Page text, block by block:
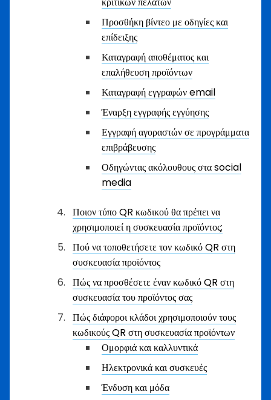
Προσθήκη βίντεο με οδηγίες και
επίδειξης
Καταγραφή αποθέματος και
επαλήθευση προϊόντων
Καταγραφή εγγραφών email
Έναρξη εγγραφής εγγύησης
Εγγραφή αγοραστών σε προγράμματα
επιβράβευσης
Οδηγώντας ακόλουθους στα social
media
Ποιον τύπο QR κωδικού θα πρέπει να
χρησιμοποιεί η συσκευασία προϊόντος;
Πού να τοποθετήσετε τον κωδικό QR στη
συσκευασία προϊόντος
Πώς να προσθέσετε έναν κωδικό QR στη
συσκευασία του προϊόντος σας
Πώς διάφοροι κλάδοι χρησιμοποιούν τους
κωδικούς QR στη συσκευασία προϊόντων
Ομορφιά και καλλυντικά
Ηλεκτρονικά και συσκευές
Ένδυση και μόδα